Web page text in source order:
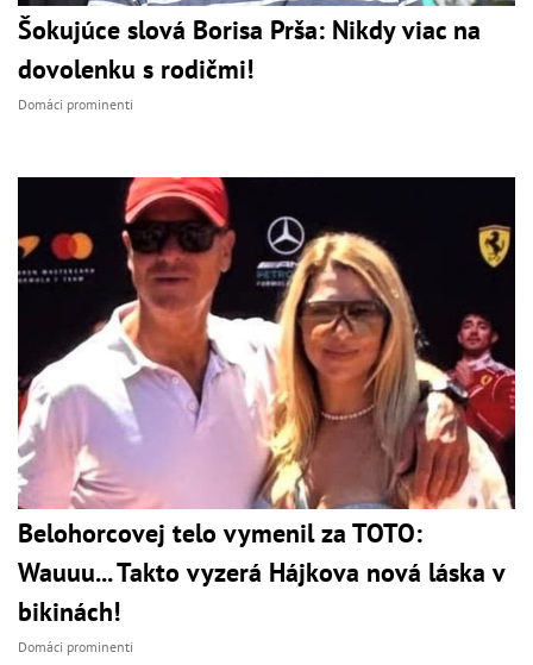
Šokujúce slová Borisa Prša: Nikdy viac na
dovolenku s rodičmi!
Domáci prominenti
Belohorcovej telo vymenil za TOTO:
Wauuu... Takto vyzerá Hájkova nová láska v
bikinách!
Domáci prominenti